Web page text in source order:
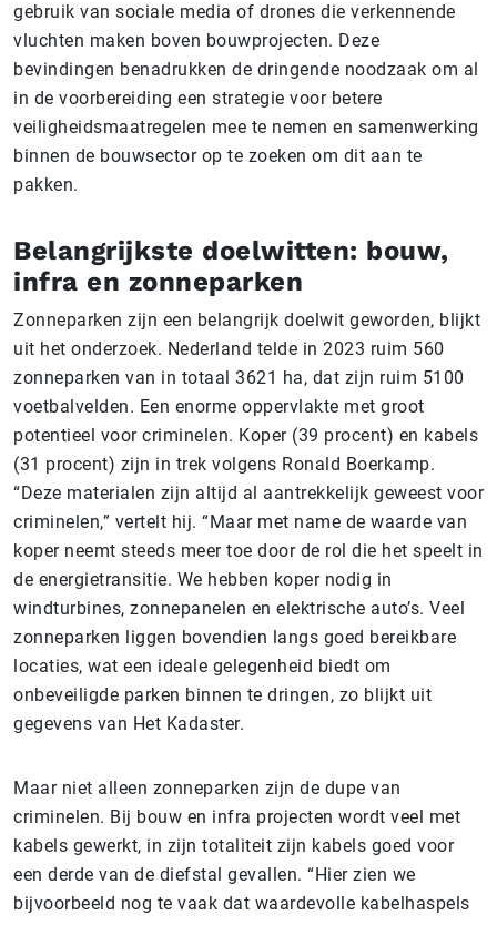
gebruik van sociale media of drones die verkennende
vluchten maken boven bouwprojecten. Deze
bevindingen benadrukken de dringende noodzaak om al
in de voorbereiding een strategie voor betere
veiligheidsmaatregelen mee te nemen en samenwerking
binnen de bouwsector op te zoeken om dit aan te
pakken.
Belangrijkste doelwitten: bouw,
infra en zonneparken
Zonneparken zijn een belangrijk doelwit geworden, blijkt
uit het onderzoek. Nederland telde in 2023 ruim 560
zonneparken van in totaal 3621 ha, dat zijn ruim 5100
voetbalvelden. Een enorme oppervlakte met groot
potentieel voor criminelen. Koper (39 procent) en kabels
(31 procent) zijn in trek volgens Ronald Boerkamp.
“Deze materialen zijn altijd al aantrekkelijk geweest voor
criminelen,” vertelt hij. “Maar met name de waarde van
koper neemt steeds meer toe door de rol die het speelt in
de energietransitie. We hebben koper nodig in
windturbines, zonnepanelen en elektrische auto’s. Veel
zonneparken liggen bovendien langs goed bereikbare
locaties, wat een ideale gelegenheid biedt om
onbeveiligde parken binnen te dringen, zo blijkt uit
gegevens van Het Kadaster.
Maar niet alleen zonneparken zijn de dupe van
criminelen. Bij bouw en infra projecten wordt veel met
kabels gewerkt, in zijn totaliteit zijn kabels goed voor
een derde van de diefstal gevallen. “Hier zien we
bijvoorbeeld nog te vaak dat waardevolle kabelhaspels